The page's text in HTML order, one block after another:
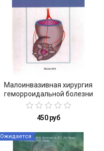
Малоинвазивная хирургия
геморроидальной болезни
(2014 г.)
450 руб
Ожидается